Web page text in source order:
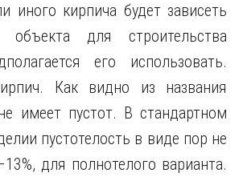
иного кирпича будет зависеть
для строительства
его использовать.
Как видно из названия
имеет пустот. В стандартном
пустотелость в виде пор не
для полнотелого варианта.